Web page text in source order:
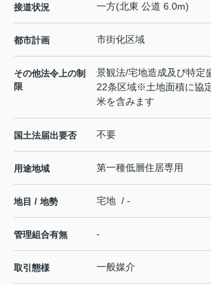
接道状況 一方(北東 公道 6.0m)
都市計画 市街化区域
その他法令上の制
限
景観法/宅地造成及び特
22条区域※土地面積に協
米を含みます
国土法届出要否 不要
用途地域 第一種低層住居専用
地目 / 地勢 宅地 / -
管理組合有無 -
取引態様 一般媒介